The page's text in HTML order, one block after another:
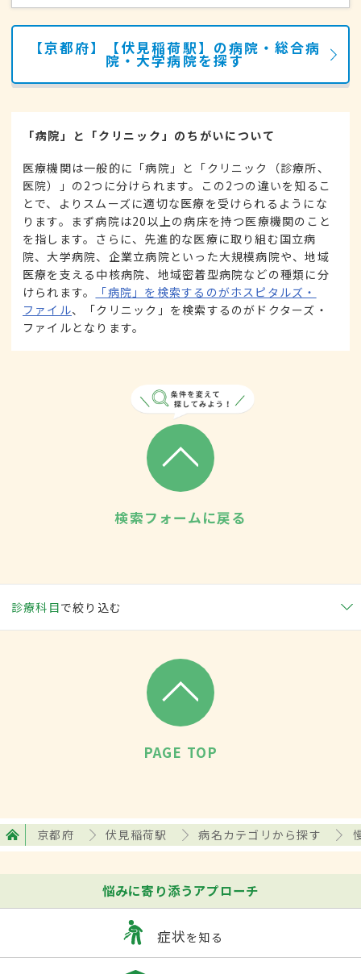
【京都府】【伏見稲荷駅】の病院・総合病
院・大学病院を探す
「病院」と「クリニック」のちがいについて
医療機関は一般的に「病院」と「クリニック（診療所、
医院）」の2つに分けられます。この2つの違いを知るこ
とで、よりスムーズに適切な医療を受けられるようにな
ります。まず病院は20以上の病床を持つ医療機関のこと
を指します。さらに、先進的な医療に取り組む国立病
院、大学病院、企業立病院といった大規模病院や、地域
医療を支える中核病院、地域密着型病院などの種類に分
けられます。
「病院」を検索するのがホスピタルズ・
ファイル、「クリニック」を検索するのがドクターズ・
ファイルとなります。
検索フォームに戻る
診療科目で絞り込む
PAGE TOP
京都府 伏見稲荷駅 病名カテゴリから探す
悩みに寄り添うアプローチ
症状を知る